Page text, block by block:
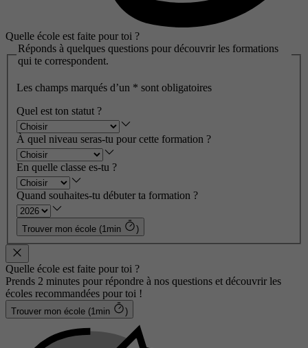
Quelle école est faite pour toi ?
Réponds à quelques questions pour découvrir les formations
qui te correspondent.
Les champs marqués d’un * sont obligatoires
Quel est ton statut ?
À quel niveau seras-tu pour cette formation ?
En quelle classe es-tu ?
Quand souhaites-tu débuter ta formation ?
Trouver mon école (1min )
Quelle école est faite pour toi ?
Prends 2 minutes pour répondre à nos questions et découvrir les
écoles recommandées pour toi !
Trouver mon école (1min )